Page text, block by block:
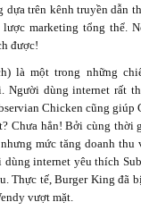
dựa trên kênh truyền dẫn
marketing tổng thể.
được!
là một trong những
Người dùng internet rất
Chicken cũng giúp
Chưa hẳn! Bởi cùng thời
mức tăng doanh thu
internet yêu thích
Thực tế, Burger King đã
vượt mặt.